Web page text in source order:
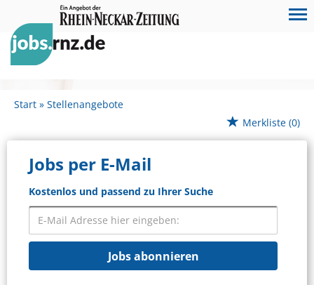
Start
Stellenangebote
Merkliste (0)
Jobs per E-Mail
Kostenlos und passend zu Ihrer Suche
Jobs abonnieren